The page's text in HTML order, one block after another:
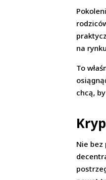
na
To
chcą,
Nie bez